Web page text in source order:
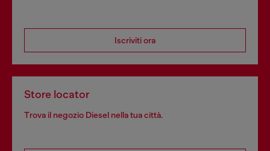
Iscriviti ora
Store locator
Trova il negozio Diesel nella tua città.